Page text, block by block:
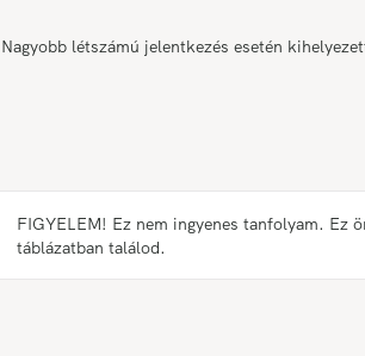
Nagyobb létszámú jelentkezés esetén
FIGYELEM! Ez nem ingyenes tanfolyam. Ez
táblázatban találod.